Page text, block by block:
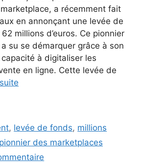
a récemment fait
en annonçant une levée de
millions d’euros. Ce pionnier
su se démarquer grâce à son
à digitaliser les
en ligne. Cette levée de
, levée de fonds, millions
pionnier des marketplaces